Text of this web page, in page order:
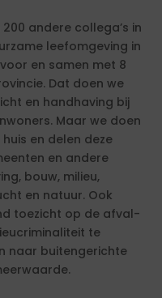
200 andere collega’s in
leefomgeving in
en samen met 8
Dat doen we
en handhaving bij
Maar we doen
en delen deze
en andere
bouw, milieu,
en natuur. Ook
toezicht op de afval-
te
naar buitengerichte